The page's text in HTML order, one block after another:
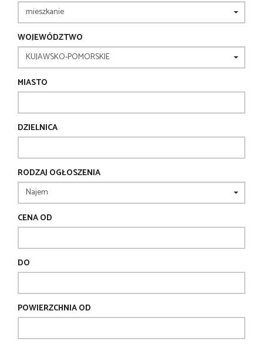
WOJEWÓDZTWO
MIASTO
DZIELNICA
RODZAJ OGŁOSZENIA
CENA OD
DO
POWIERZCHNIA OD